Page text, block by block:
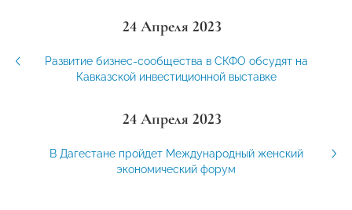
24 Апреля 2023
Развитие бизнес-сообщества в СКФО обсудят на
Кавказской инвестиционной выставке
24 Апреля 2023
В Дагестане пройдет Международный женский
экономический форум